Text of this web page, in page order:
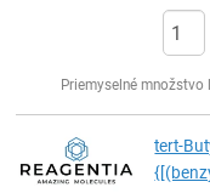
Priemyselné množstvo
tert-